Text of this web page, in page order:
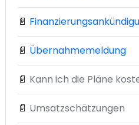
📄
📄 Übernahmemeldung
📄 Kann ich die Pläne
📄 Umsatzschätzungen